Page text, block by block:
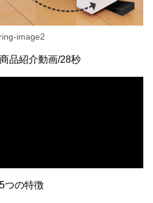
image2
品紹介動画/28秒
つの特徴